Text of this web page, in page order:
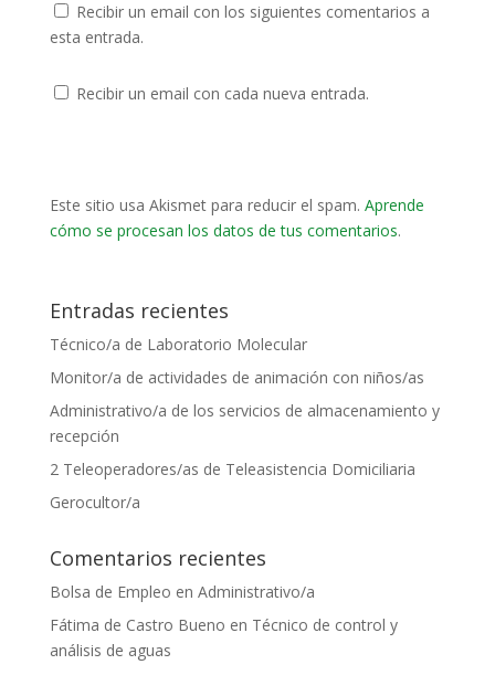
Recibir un email con los siguientes comentarios a
esta entrada.
Recibir un email con cada nueva entrada.
Este sitio usa Akismet para reducir el spam. Aprende
cómo se procesan los datos de tus comentarios.
Entradas recientes
Técnico/a de Laboratorio Molecular
Monitor/a de actividades de animación con niños/as
Administrativo/a de los servicios de almacenamiento y
recepción
2 Teleoperadores/as de Teleasistencia Domiciliaria
Gerocultor/a
Comentarios recientes
Bolsa de Empleo en Administrativo/a
Fátima de Castro Bueno en Técnico de control y
análisis de aguas